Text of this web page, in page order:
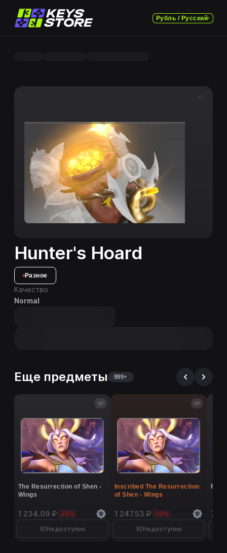
Рубль / Русский
x0
Hunter's Hoard
Разное
Качество
Normal
Еще предметы 999+
x0
The Resurrection of Shen -
Wings
1 234.09 ₽ -25%
Недоступно
x0
Inscribed The Resurrection
of Shen - Wings
1 247.53 ₽ -32%
Недоступно
7